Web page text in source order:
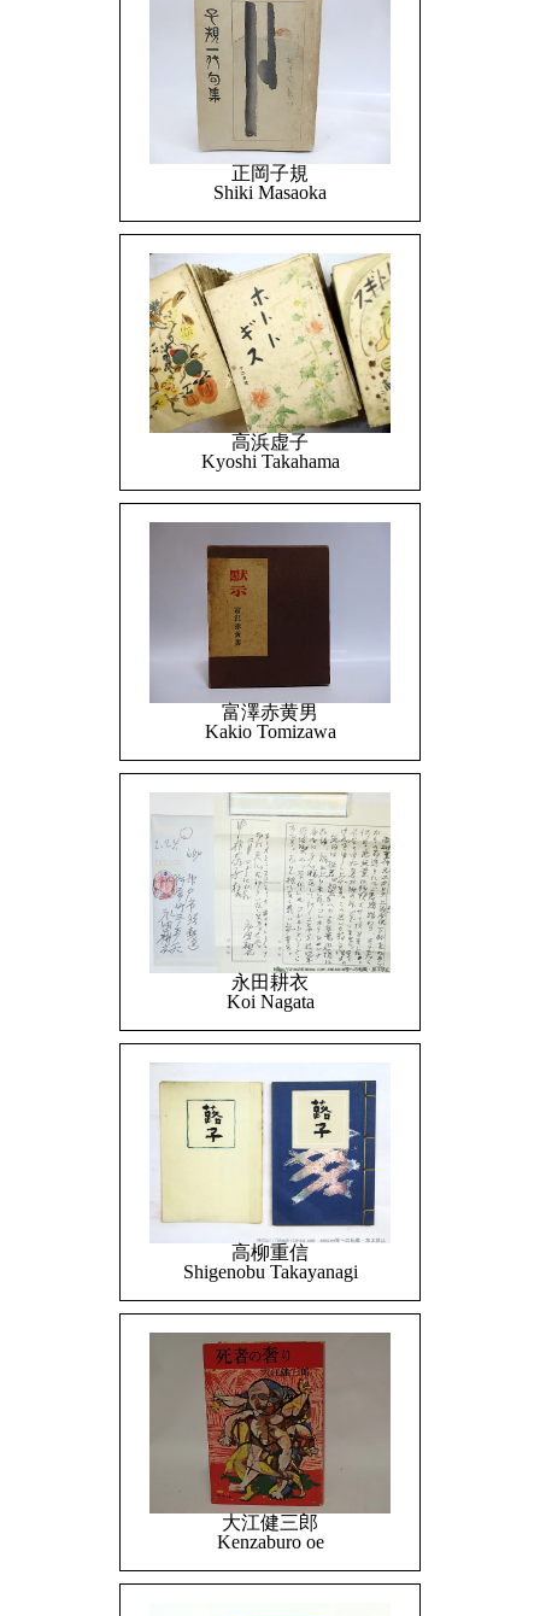
正岡子規
Shiki Masaoka
高浜虚子
Kyoshi Takahama
富澤赤黄男
Kakio Tomizawa
永田耕衣
Koi Nagata
高柳重信
Shigenobu Takayanagi
大江健三郎
Kenzaburo oe